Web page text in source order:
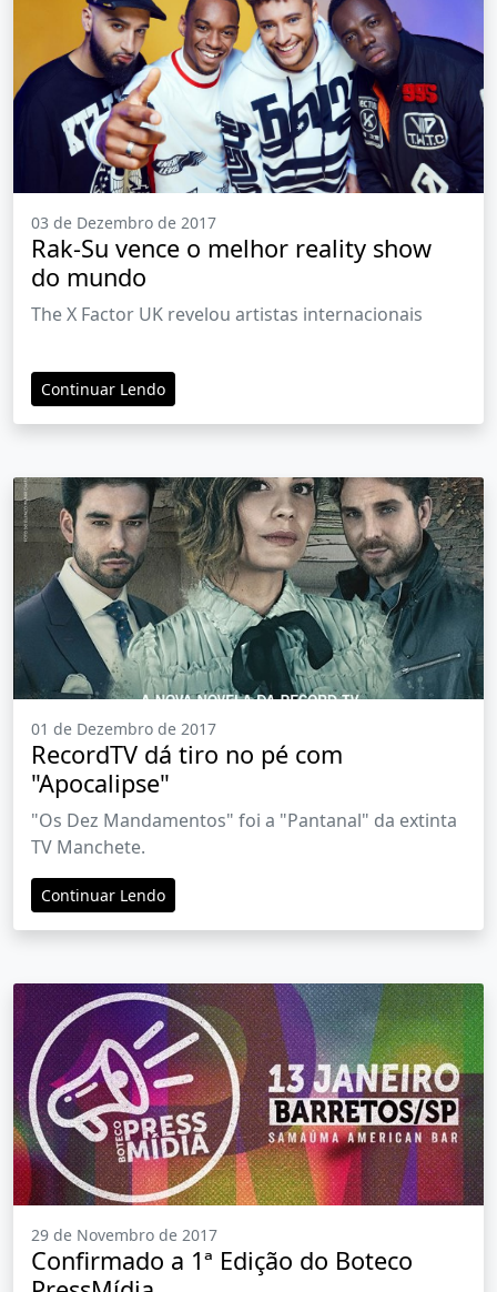
03 de Dezembro de 2017
Rak-Su vence o melhor reality show
do mundo
The X Factor UK revelou artistas internacionais
Continuar Lendo
01 de Dezembro de 2017
RecordTV dá tiro no pé com
"Apocalipse"
"Os Dez Mandamentos" foi a "Pantanal" da extinta
TV Manchete.
Continuar Lendo
29 de Novembro de 2017
Confirmado a 1ª Edição do Boteco